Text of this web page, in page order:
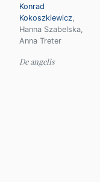
Konrad
Kokoszkiewicz,
Hanna Szabelska,
Anna Treter
De angelis